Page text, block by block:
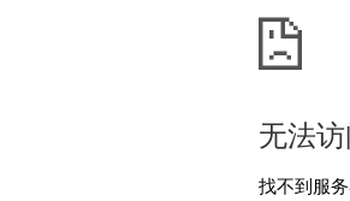
无法
找不到服